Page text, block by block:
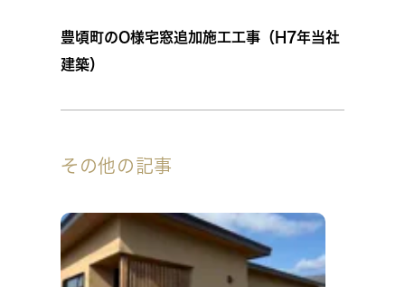
豊頃町のO様宅窓追加施工工事（H7年当社
建築）
その他の記事